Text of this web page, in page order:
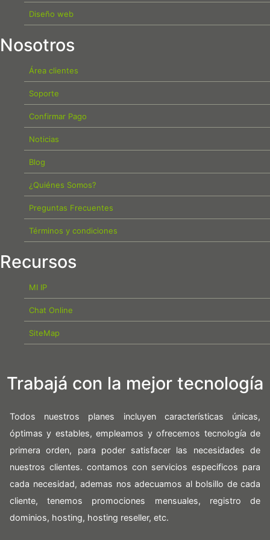
Diseño web
Nosotros
Área clientes
Soporte
Confirmar Pago
Noticias
Blog
¿Quiénes Somos?
Preguntas Frecuentes
Términos y condiciones
Recursos
MI IP
Chat Online
SiteMap
Trabajá con la mejor tecnología
Todos nuestros planes incluyen características únicas,
óptimas y estables, empleamos y ofrecemos tecnología de
primera orden, para poder satisfacer las necesidades de
nuestros clientes. contamos con servicios especificos para
cada necesidad, ademas nos adecuamos al bolsillo de cada
cliente, tenemos promociones mensuales, registro de
dominios, hosting, hosting reseller, etc.